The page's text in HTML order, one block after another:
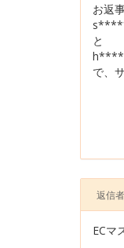
お返
と
で、
返信
ECマ